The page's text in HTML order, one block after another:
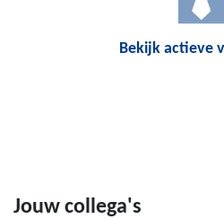
Bekijk actieve
Jouw collega's